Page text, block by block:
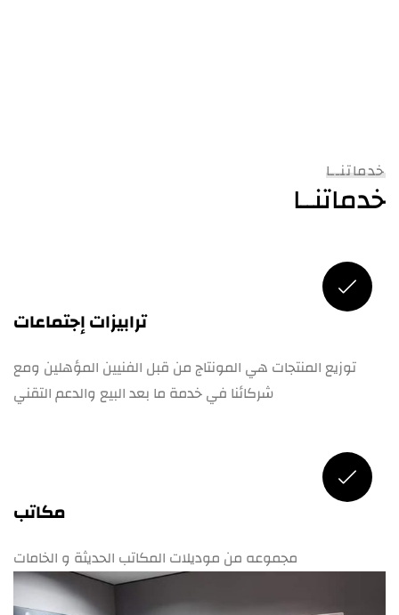
خدماتنــا
خدماتنــا
ترابيزات إجتماعات
توزيع المنتجات هي المونتاج من قبل الفنيين المؤهلين ومع
شركائنا في خدمة ما بعد البيع والدعم التقني
مكاتب
مجموعه من موديلات المكاتب الحديثة و الخامات